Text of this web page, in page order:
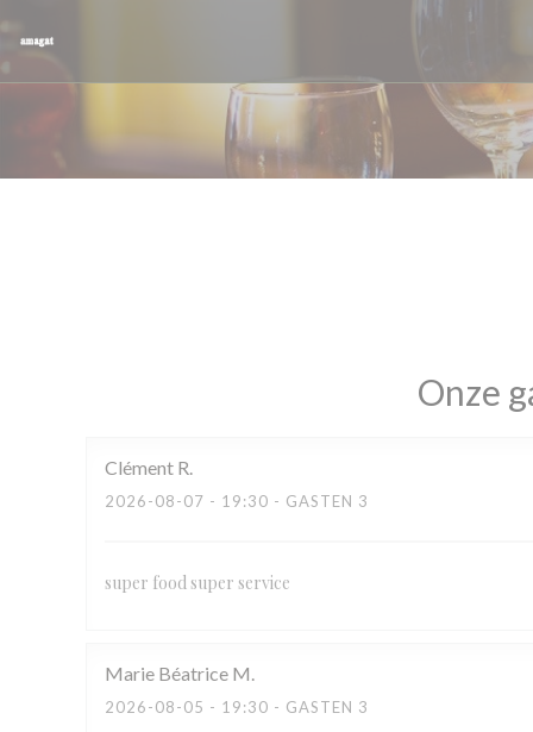
Onze
Clément R
2026-08-07 - 19:30 - GASTEN 3
super food super service
Marie Béatrice M
2026-08-05 - 19:30 - GASTEN 3